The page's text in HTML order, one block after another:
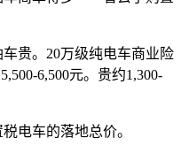
贵。20万级纯电车商业险
6,500元。贵约1,300-
电车的落地总价。